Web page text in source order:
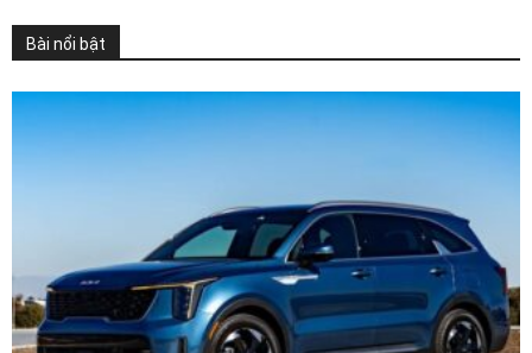
Bài nổi bật